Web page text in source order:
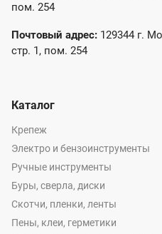
пом. 254
Почтовый адрес: 129344 г.
стр. 1, пом. 254
Каталог
Крепеж
Электро и бензоинструменты
Ручные инструменты
Буры, сверла, диски
Скотчи, пленки, ленты
Пены, клеи, герметики